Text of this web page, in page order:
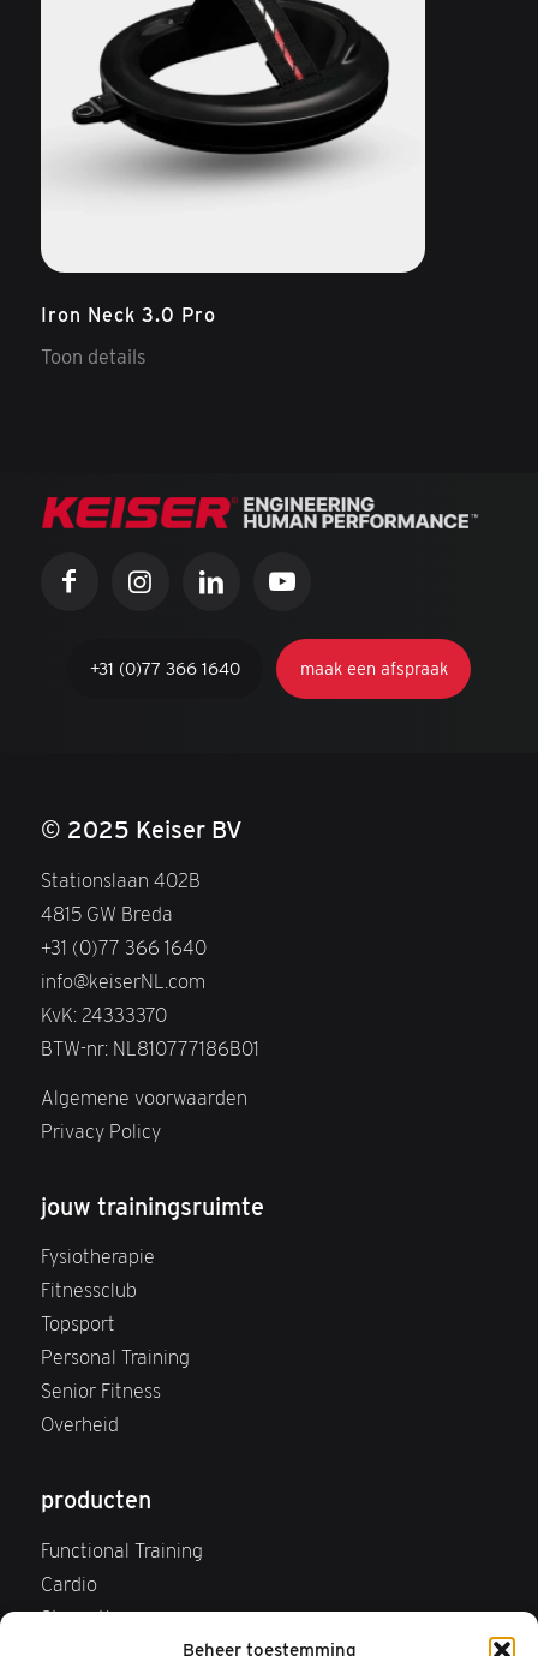
Beheer toestemming
Iron Neck 3.0 Pro
Toon details
+31 (0)77 366 1640 maak een afspraak
© 2025 Keiser BV
Stationslaan 402B
4815 GW Breda
+31 (0)77 366 1640
info@keiserNL.com
KvK: 24333370
BTW-nr: NL810777186B01
Algemene voorwaarden
Privacy Policy
jouw trainingsruimte
Fysiotherapie
Fitnessclub
Topsport
Personal Training
Senior Fitness
Overheid
producten
Functional Training
Cardio
Strength